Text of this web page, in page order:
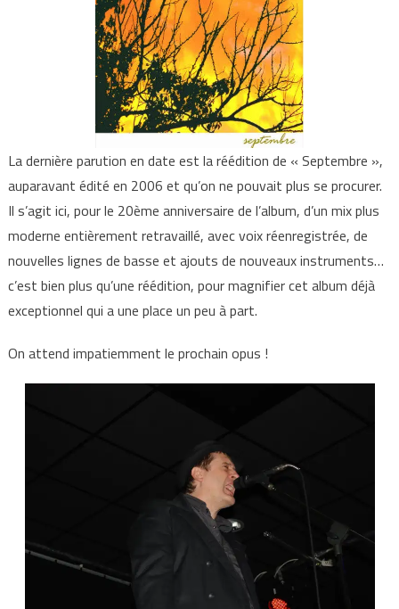
La dernière parution en date est la réédition de « Septembre »,
auparavant édité en 2006 et qu’on ne pouvait plus se procurer.
Il s’agit ici, pour le 20ème anniversaire de l’album, d’un mix plus
moderne entièrement retravaillé, avec voix réenregistrée, de
nouvelles lignes de basse et ajouts de nouveaux instruments…
c’est bien plus qu’une réédition, pour magnifier cet album déjà
exceptionnel qui a une place un peu à part.
On attend impatiemment le prochain opus !